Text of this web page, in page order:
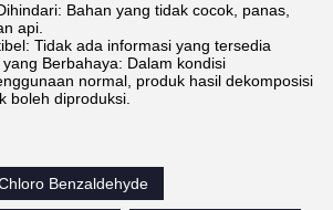
Bahan yang tidak cocok, panas,
api.
Tidak ada informasi yang tersedia
Berbahaya: Dalam kondisi
normal, produk hasil dekomposisi
boleh diproduksi.
Benzaldehyde